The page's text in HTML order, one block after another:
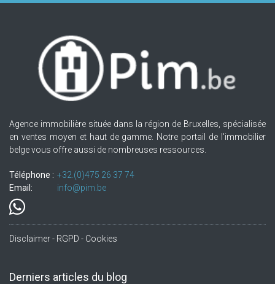
Agence immobilière située dans la région de Bruxelles, spécialisée
en ventes moyen et haut de gamme. Notre portail de l'immobilier
belge vous offre aussi de nombreuses ressources.
Téléphone : +32.(0)475 26 37 74
Email:
info@pim.be
Disclaimer - RGPD - Cookies
Derniers articles du blog